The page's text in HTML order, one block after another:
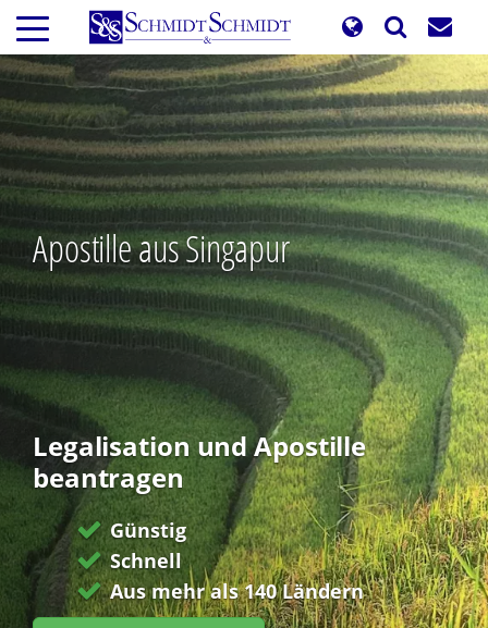
Direkt
zum
Inhalt
Apostille aus Singapur
Legalisation und Apostille
beantragen
Günstig
Schnell
Aus mehr als 140 Ländern